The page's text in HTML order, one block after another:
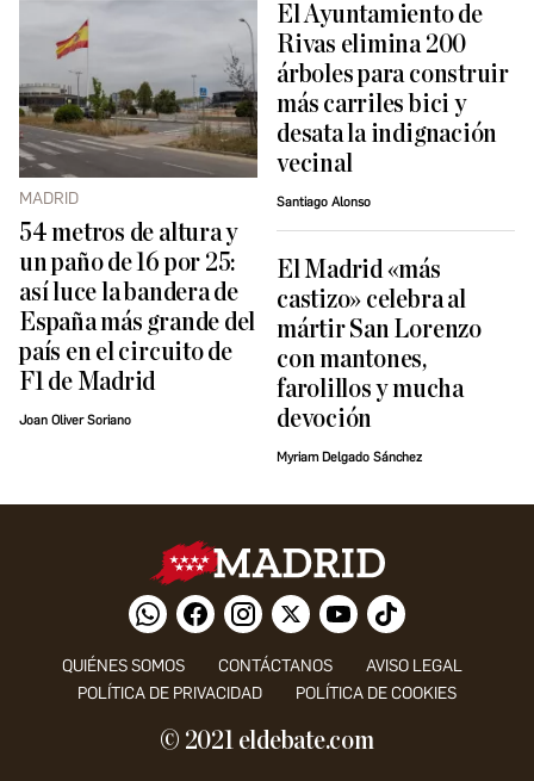
MADRID
54 metros de altura y
un paño de 16 por 25:
así luce la bandera de
España más grande del
país en el circuito de
F1 de Madrid
Joan Oliver Soriano
El Ayuntamiento de
Rivas elimina 200
árboles para construir
más carriles bici y
desata la indignación
vecinal
Santiago Alonso
El Madrid «más
castizo» celebra al
mártir San Lorenzo
con mantones,
farolillos y mucha
devoción
Myriam Delgado Sánchez
QUIÉNES SOMOS CONTÁCTANOS
AVISO LEGAL
POLÍTICA DE PRIVACIDAD
POLÍTICA DE COOKIES
© 2021 eldebate.com